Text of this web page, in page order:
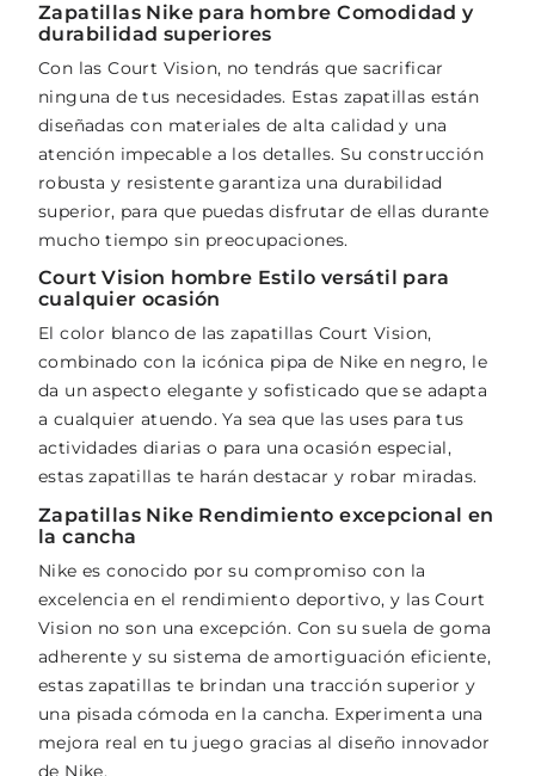
Zapatillas Nike para hombre Comodidad y
durabilidad superiores
Con las Court Vision, no tendrás que sacrificar
ninguna de tus necesidades. Estas zapatillas están
diseñadas con materiales de alta calidad y una
atención impecable a los detalles. Su construcción
robusta y resistente garantiza una durabilidad
superior, para que puedas disfrutar de ellas durante
mucho tiempo sin preocupaciones.
Court Vision hombre Estilo versátil para
cualquier ocasión
El color blanco de las zapatillas Court Vision,
combinado con la icónica pipa de Nike en negro, le
da un aspecto elegante y sofisticado que se adapta
a cualquier atuendo. Ya sea que las uses para tus
actividades diarias o para una ocasión especial,
estas zapatillas te harán destacar y robar miradas.
Zapatillas Nike Rendimiento excepcional en
la cancha
Nike es conocido por su compromiso con la
excelencia en el rendimiento deportivo, y las Court
Vision no son una excepción. Con su suela de goma
adherente y su sistema de amortiguación eficiente,
estas zapatillas te brindan una tracción superior y
una pisada cómoda en la cancha. Experimenta una
mejora real en tu juego gracias al diseño innovador
de Nike.